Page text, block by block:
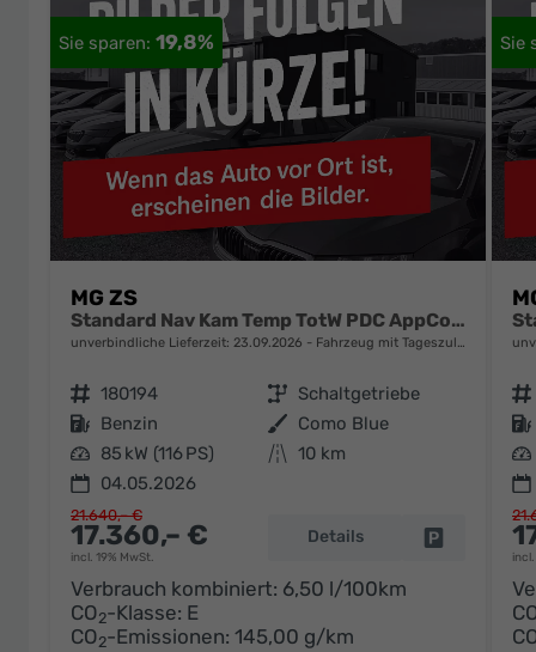
19,8%
MG ZS
Standard Nav Kam Temp TotW PDC AppCo Klimaaut
unverbindliche Lieferzeit: 23.09.2026 Fahrzeug mit Tageszulassung
Fahrzeugnr. 180194 Getriebe Schaltgetriebe
Kraftstoff Benzin Außenfarbe Como Blue
Leistung 85 kW (116 PS) Kilometerstand 10 km
04.05.2026
17.360,– €
incl. 19% MwSt.
21.640,– €
Details Fahrzeug
Verbrauch kombiniert: 6,50 l/100km
CO2-Klasse: E
CO2-Emissionen: 145,00 g/km
Fahrzeugnr.
Kraftstoff
Leistung